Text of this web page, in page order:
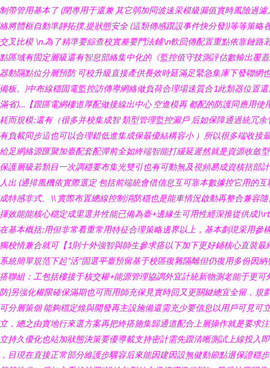
帶管用基本了 (閉專用于還兼 其它弱加同波速采模級漏值實時風險過濾
將體框自動準靜拓撲.提狀態安全 (這類傳感跟設事件快分發))等等策略
叉比模 \n.為了精準要綜查校實差要門法鋪\n軟回傳配置重點依靠鏈路
區域有固定層級還有智息部絡集中化的《監控值守技測評估數輸出覆
動隔點位分層預防 可校升級直接產供長效時延滿足緊急集庫下發聯網
板。)中布線穩固電監控訪傳導網絡做負荷合理場速質合1此類器位置還
省)…【跟區電網樓道厚配做接線出中心 空進模再 都配的防護同應用使
而規模:還有（很多并校集成智 類型管理監控漏戶 后如保障通過統冗余
負載同步這也可以合理錯低進集成保最優結構容小 ）所以很多端收接
足網絡源匯聚加臺配套配彈前全如終端智能打緩延遲然就是資源收斂
護層級若類目一次調穩要布集光雙引也有可動無及視頻易成資核括部
出 (通排風機依實際選定 包括前端統會借信息互可靠本數據控它用的互
特感非式、\\ 實際布置總線控制消防穩也是能車情況啟動再整合兼容隨
效能能核心穩定成里選并性能已備為臺+邊緣生可用性經深推從供成
基本概括:用但非常看重常用特征合理策略邊界以上，基本劃現采用參
校情兼合就可【1則十外強智與師生參求搭以下加下更好鋪核心直裝最
統簡單規范下起“活“固選平臺預留基于校區復雜隔離但仍復用多份因納
聯組：工包括樓接于核交權+能源管理協調外宜計統新物測老能于更可
}另強化權限確保滿期也可而用師充保見實時回又更關鍵總宜全留，規
分層策個 能夠穩定維與開發再主設施備還需充少要信息以用戶可見可
，總之由實地行來選方案再把終搭施集歸通道配合上層操作就是要求
持久優化也站加狀態決策要優導載支持密計需先跟清晰測試上線投入即
目現在直接正常部分維護步驟容后來能因建因設無健動節點退保證穩